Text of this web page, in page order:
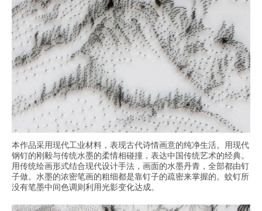
本作品采用现代工业材料，表现古代诗情画意的纯净生活。用现代
钢钉的刚毅与传统水墨的柔情相碰撞，表达中国传统艺术的经典。
用传统绘画形式结合现代设计手法，画面的水墨丹青，全部都由钉
子做。水墨的浓密笔画的粗细都是靠钉子的疏密来掌握的。蚊钉所
没有笔墨中间色调则利用光影变化达成。